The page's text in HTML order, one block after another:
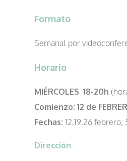
Formato
Semanal por
Horario
MIÉRCOLES 18-20h
Comienzo: 12 de
Fechas: 12,19,26 febrero;
Dirección